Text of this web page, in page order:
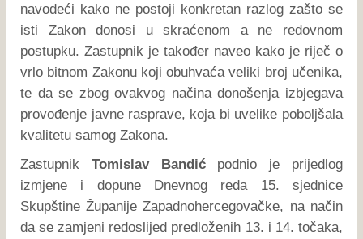
navodeći kako ne postoji konkretan razlog zašto se
isti Zakon donosi u skraćenom a ne redovnom
postupku. Zastupnik je također naveo kako je riječ o
vrlo bitnom Zakonu koji obuhvaća veliki broj učenika,
te da se zbog ovakvog načina donošenja izbjegava
provođenje javne rasprave, koja bi uvelike poboljšala
kvalitetu samog Zakona.
Zastupnik Tomislav Bandićpodnio je prijedlog
izmjene i dopune Dnevnog reda 15. sjednice
Skupštine Županije Zapadnohercegovačke, na način
da se zamjeni redoslijed predloženih 13. i 14. točaka,